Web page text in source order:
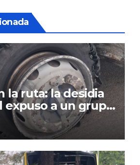
la ruta: la desidia
expuso a un grupo